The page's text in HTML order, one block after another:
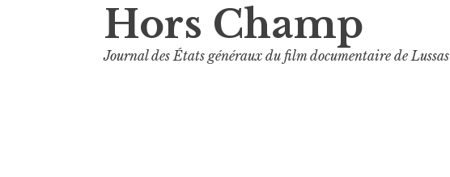
au
contenu
principal
Hors Champ
Journal des États généraux du film documentaire de Lussas